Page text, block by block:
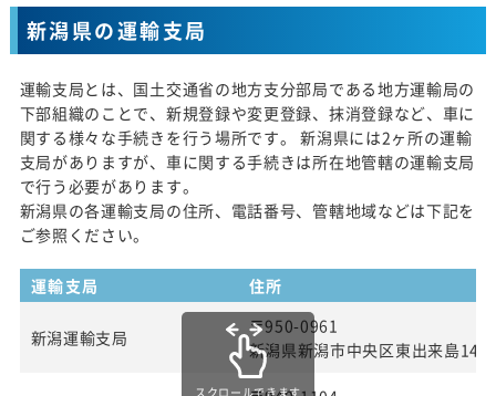
新潟県の運輸支局
運輸支局とは、国土交通省の地方支分部局である地方運輸局の
下部組織のことで、新規登録や変更登録、抹消登録など、車に
関する様々な手続きを行う場所です。 新潟県には2ヶ所の運輸
支局がありますが、車に関する手続きは所在地管轄の運輸支局
で行う必要があります。
新潟県の各運輸支局の住所、電話番号、管轄地域などは下記を
ご参照ください。
運輸支局 住所
新潟運輸支局
〒950-0961
新潟県新潟市中央区東出来島14
スクロールできます